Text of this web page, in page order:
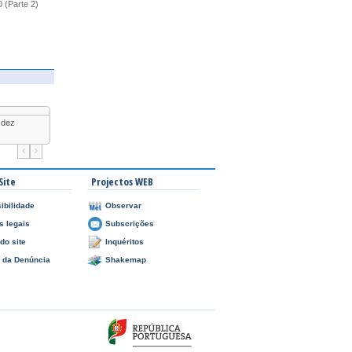
(Parte 2)
dez
legais
site
da Denúncia
Projectos WEB
Observar
Subscrições
Inquéritos
Shakemap